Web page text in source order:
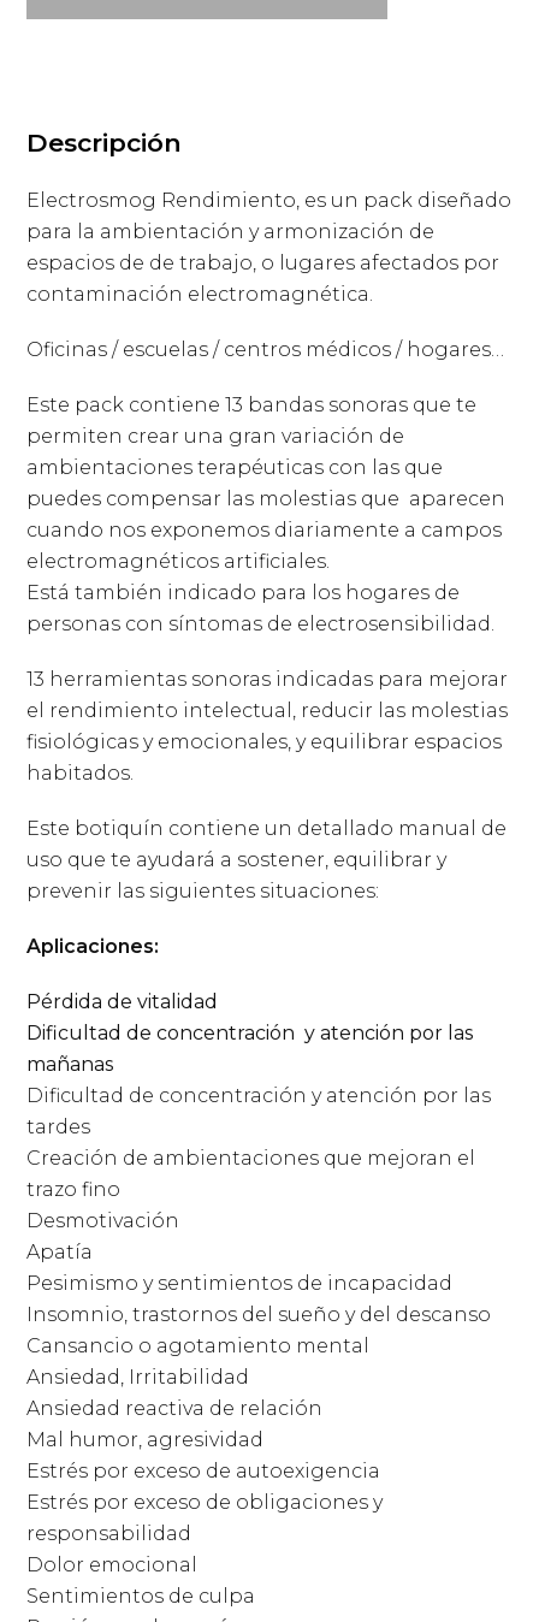
cantidad
Descripción
Electrosmog Rendimiento, es un pack diseñado
para la ambientación y armonización de
espacios de de trabajo, o lugares afectados por
contaminación electromagnética.
Oficinas / escuelas / centros médicos / hogares…
Este pack contiene 13 bandas sonoras que te
permiten crear una gran variación de
ambientaciones terapéuticas con las que
puedes compensar las molestias que aparecen
cuando nos exponemos diariamente a campos
electromagnéticos artificiales.
Está también indicado para los hogares de
personas con síntomas de electrosensibilidad.
13 herramientas sonoras indicadas para mejorar
el rendimiento intelectual, reducir las molestias
fisiológicas y emocionales, y equilibrar espacios
habitados.
Este botiquín contiene un detallado manual de
uso que te ayudará a sostener, equilibrar y
prevenir las siguientes situaciones:
Aplicaciones:
Pérdida de vitalidad
Dificultad de concentración y atención por las
mañanas
Dificultad de concentración y atención por las
tardes
Creación de ambientaciones que mejoran el
trazo fino
Desmotivación
Apatía
Pesimismo y sentimientos de incapacidad
Insomnio, trastornos del sueño y del descanso
Cansancio o agotamiento mental
Ansiedad, Irritabilidad
Ansiedad reactiva de relación
Mal humor, agresividad
Estrés por exceso de autoexigencia
Estrés por exceso de obligaciones y
responsabilidad
Dolor emocional
Sentimientos de culpa